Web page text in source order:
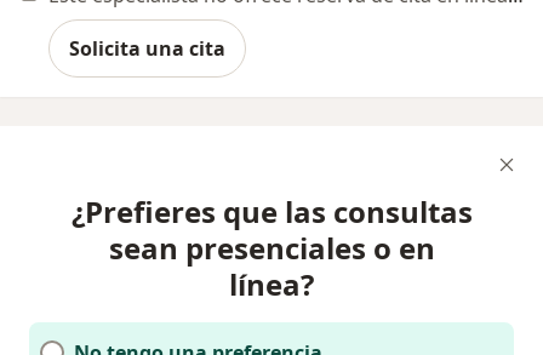
Solicita una cita
¿Prefieres que las consultas
sean presenciales o en
línea?